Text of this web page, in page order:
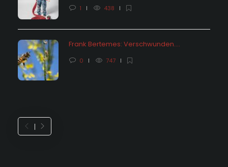
1 438
Frank Bertemes: Verschwunden….
0 747